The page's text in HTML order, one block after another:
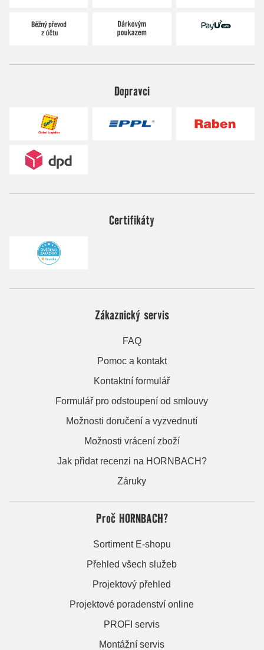
Dopravci
Certifikáty
Zákaznický servis
FAQ
Pomoc a kontakt
Kontaktní formulář
Formulář pro odstoupení od smlouvy
Možnosti doručení a vyzvednutí
Možnosti vrácení zboží
Jak přidat recenzi na HORNBACH?
Záruky
Proč HORNBACH?
Sortiment E-shopu
Přehled všech služeb
Projektový přehled
Projektové poradenství online
PROFI servis
Montážní servis